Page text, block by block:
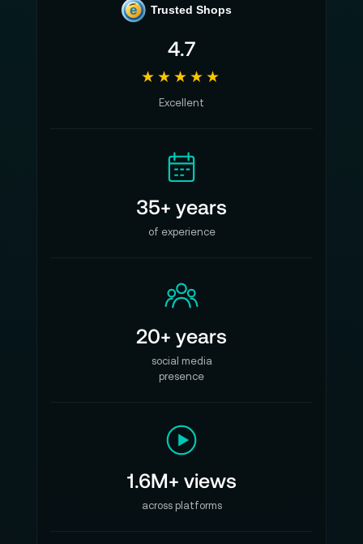
e Trusted Shops
4.7
★★★★★
Excellent
35+ years
of experience
20+ years
social media
presence
1.6M+ views
across platforms